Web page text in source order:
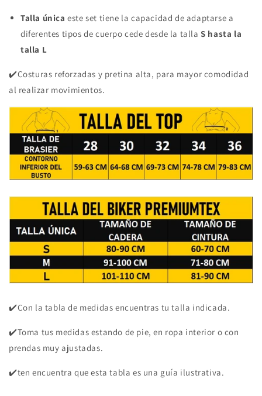
Talla única este set tiene la capacidad de adaptarse a
diferentes tipos de cuerpo cede desde la tallaS hasta la
talla L
✔️Costuras reforzadas y pretina alta, para mayor comodidad
al realizar movimientos.
✔️Con la tabla de medidas encuentras tu talla indicada.
✔️Toma tus medidas estando de pie, en ropa interior o con
prendas muy ajustadas.
✔️ten encuentra que esta tabla es una guía ilustrativa.